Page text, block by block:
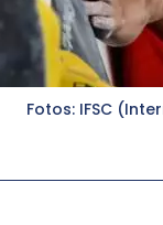
Fotos: IFSC